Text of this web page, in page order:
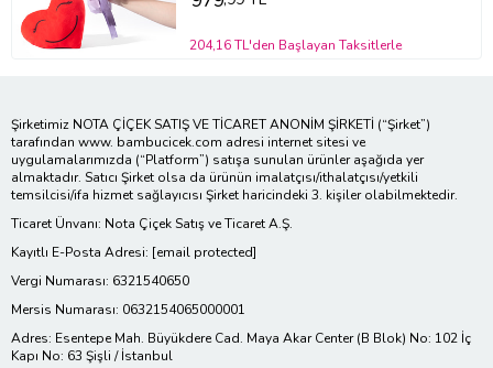
204,16 TL'den Başlayan Taksitlerle
Şirketimiz NOTA ÇİÇEK SATIŞ VE TİCARET ANONİM ŞİRKETİ (“Şirket”)
tarafından www. bambucicek.com adresi internet sitesi ve
uygulamalarımızda (“Platform”) satışa sunulan ürünler aşağıda yer
almaktadır. Satıcı Şirket olsa da ürünün imalatçısı/ithalatçısı/yetkili
temsilcisi/ifa hizmet sağlayıcısı Şirket haricindeki 3. kişiler olabilmektedir.
Ticaret Ünvanı: Nota Çiçek Satış ve Ticaret A.Ş.
Kayıtlı E-Posta Adresi: [email protected]
Vergi Numarası: 6321540650
Mersis Numarası: 0632154065000001
Adres: Esentepe Mah. Büyükdere Cad. Maya Akar Center (B Blok) No: 102 İç
Kapı No: 63 Şişli / İstanbul